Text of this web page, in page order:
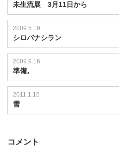
未生流展 3月11日から
2009.5.19
シロバナシラン
2009.9.16
準備。
2011.1.16
雪
コメント